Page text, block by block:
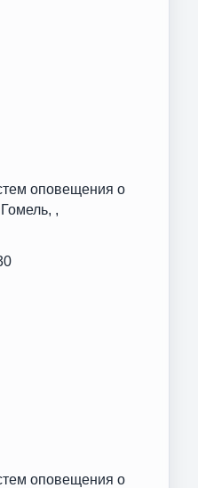
оповещения о
,
оповещения о